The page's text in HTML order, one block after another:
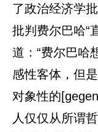
了政治经济学
批判费尔巴哈“
道：“费尔巴哈
感性客体，但
对象性的
人仅仅从所谓